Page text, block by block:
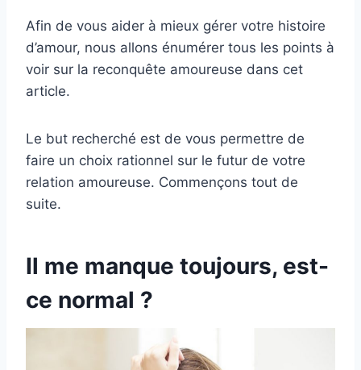
Afin de vous aider à mieux gérer votre histoire
d’amour, nous allons énumérer tous les points à
voir sur la reconquête amoureuse dans cet
article.
Le but recherché est de vous permettre de
faire un choix rationnel sur le futur de votre
relation amoureuse. Commençons tout de
suite.
Il me manque toujours, est-
ce normal ?